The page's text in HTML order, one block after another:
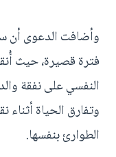
وأضافت الدعوى أن
فترة قصيرة، حيث
النفسي على نفقة
وتفارق الحياة أثناء
الطوارئ بنفسها.